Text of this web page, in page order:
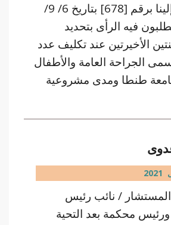
كتابكم الوارد إلينا برقم [678] بتاريخ 6/ 9/
تطلبون فيه الرأى بتحديد
الأخيرتين عند تكليف عدد
الجراحة العامة والأطفال
طنطا ومدى مشروعية
المستشار / نائب رئيس
محكمة بعد التحية